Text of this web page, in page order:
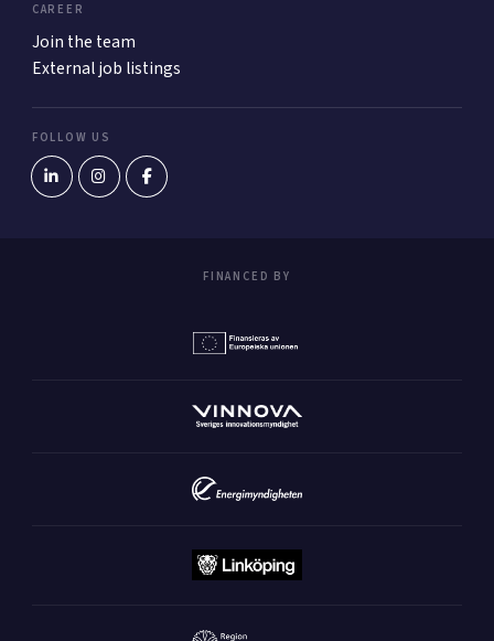
CAREER
Join the team
External job listings
FOLLOW US
FINANCED BY